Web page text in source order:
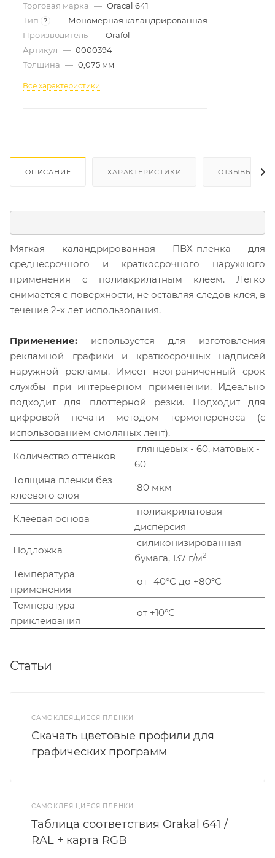
Торговая марка — Oracal 641
Тип
? — Мономерная каландрированная
Производитель — Orafol
Артикул — 0000394
Толщина — 0,075 мм
Все характеристики
ОПИСАНИЕ ХАРАКТЕРИСТИКИ ОТЗЫВЫ
Мягкая каландрированная ПВХ-пленка для
среднесрочного и краткосрочного наружного
применения с полиакрилатным клеем. Легко
снимается с поверхности, не оставляя следов клея, в
течение 2-х лет использования.
Применение: используется для изготовления
рекламной графики и краткосрочных надписей
наружной рекламы. Имеет неограниченный срок
службы при интерьерном применении. Идеально
подходит для плоттерной резки. Подходит для
цифровой печати методом термопереноса (с
использованием смоляных лент).
Количество оттенков
глянцевых - 60, матовых -
60
Толщина пленки без
клеевого слоя
80 мкм
Клеевая основа
полиакрилатовая
дисперсия
Подложка
силиконизированная
бумага, 137 г/м2
Температура
применения
от -40°С до +80°С
Температура
приклеивания
от +10°С
Статьи
САМОКЛЕЯЩИЕСЯ ПЛЕНКИ
Скачать цветовые профили для
графических программ
САМОКЛЕЯЩИЕСЯ ПЛЕНКИ
Таблица соответствия Orakal 641 /
RAL + карта RGB